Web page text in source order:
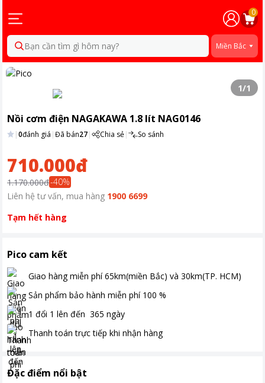
0
Bạn cần tìm gì hôm nay? Miền Bắc
1/1
Nồi cơm điện NAGAKAWA 1.8 lít NAG0146
|0đánh giá |Đã bán27| Chia sẻ| So sánh
710.000đ
1.170.000đ-40%
Liên hệ tư vấn, mua hàng 1900 6699
Tạm hết hàng
Pico cam kết
Giao hàng miễn phí 65km(miền Bắc) và 30km(TP. HCM)
Sản phẩm bảo hành miễn phí 100 %
1 đổi 1 lên đến 365 ngày
Thanh toán trực tiếp khi nhận hàng
Đặc điểm nổi bật